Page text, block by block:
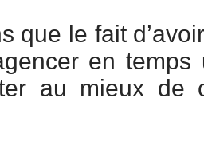
que le fait
en
au mieux de